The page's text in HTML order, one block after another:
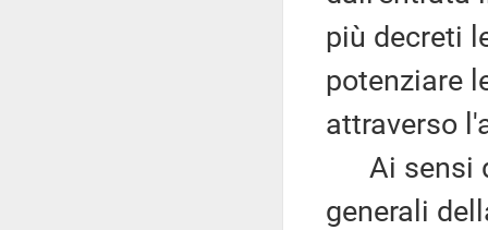
più decreti
potenziare
attraverso
Ai sensi
generali